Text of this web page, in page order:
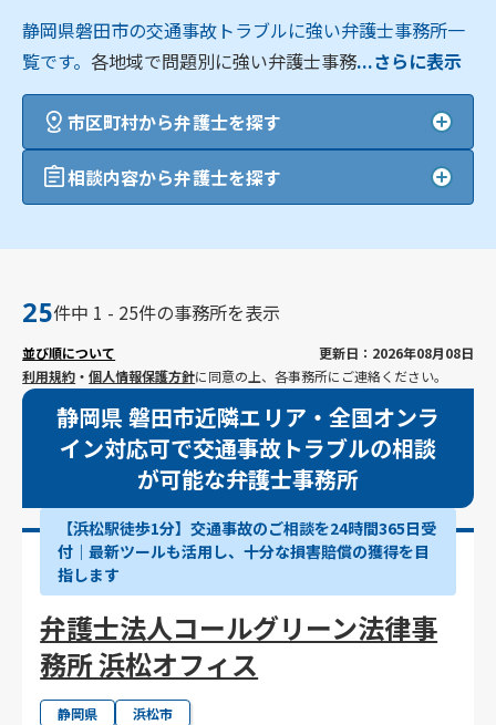
静岡県磐田市の交通事故トラブルに強い弁護士事務所一
覧です。各地域で問題別に強い弁護士事務...さらに表示
市区町村から弁護士を探す
相談内容から弁護士を探す
25件中 1 - 25件の事務所を表示
並び順について
更新日：2026年08月08日
利用規約 ・個人情報保護方針に同意の上、各事務所にご連絡ください。
静岡県 磐田市近隣エリア・全国オンラ
イン対応可で交通事故トラブルの相談
が可能な弁護士事務所
【浜松駅徒歩1分】交通事故のご相談を24時間365日受
付｜最新ツールも活用し、十分な損害賠償の獲得を目
指します
弁護士法人コールグリーン法律事
務所 浜松オフィス
静岡県 浜松市